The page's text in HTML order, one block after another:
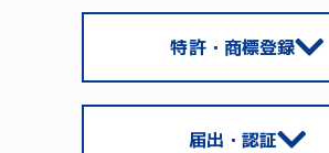
特許・商標登録
届出・認証